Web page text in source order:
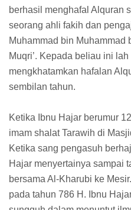
berhasil menghafal Alquran
seorang ahli fakih dan
Muhammad bin Muhammad
Muqri’. Kepada beliau ini
mengkhatamkan hafalan
sembilan tahun.
Ketika Ibnu Hajar berumur
imam shalat Tarawih di
Ketika sang pengasuh
Hajar menyertainya sampai
bersama Al-Kharubi ke
pada tahun 786 H. Ibnu